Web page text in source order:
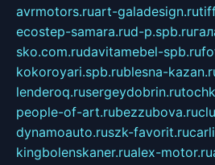
avrmotors.ruart-galadesign.ru
ecostep-samara.rud-p.spb.ru
sko.com.rudavitamebel-spb.ru
kokoroyari.spb.rublesna-
lenderoq.rusergeydobrin.ru
people-of-art.rubezzubova.ru
dynamoauto.ruszk-favorit.ru
kingbolenskaner.rualex-motor.ru